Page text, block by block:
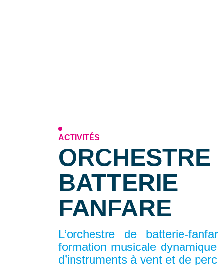
ACTIVITÉS
ORCHESTRE
BATTERIE
FANFARE
L’orchestre de batterie-
formation musicale
d’instruments à vent et de